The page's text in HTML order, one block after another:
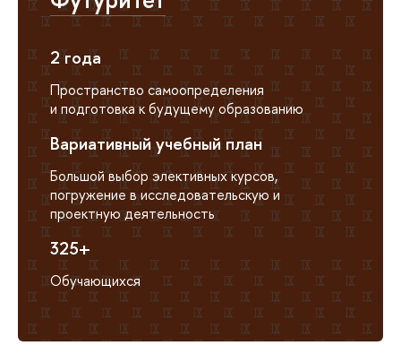
2 года
Пространство самоопределения
и подготовка к будущему образованию
Вариативный учебный план
Большой выбор элективных курсов,
погружение в исследовательскую и
проектную деятельность
325+
Обучающихся